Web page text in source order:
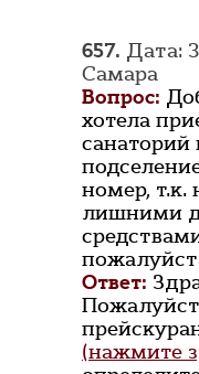
657. Дата:
Самара
Вопрос:
хотела
санаторий
номер, т.к.
лишними
Ответ:
(нажмите